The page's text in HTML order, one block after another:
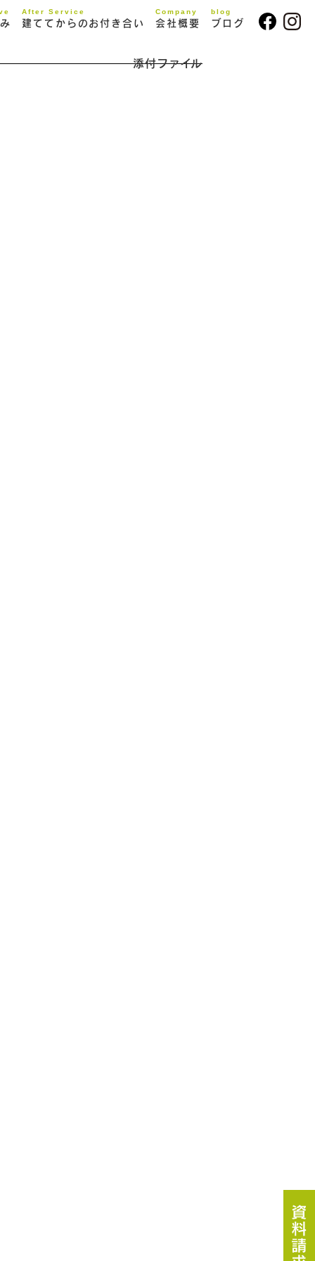
After Service
建ててからのお付き合い
Company
会社概要
blog
ブログ
添付ファイル